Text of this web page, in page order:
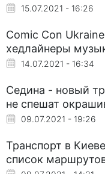
15.07.2021 - 16:26
Comic Con
хедлайнеры
14.07.2021 - 16:34
Седина - новый
не спешат
09.07.2021 - 19:26
Транспорт в
список